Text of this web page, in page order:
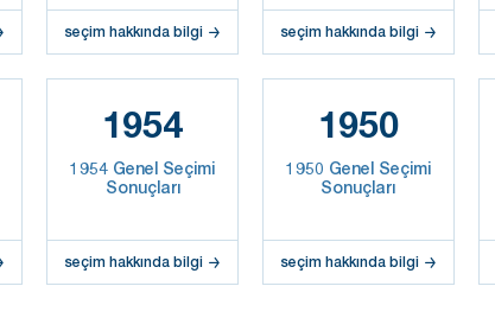
seçim hakkında bilgi seçim hakkında bilgi
1954
1954 Genel Seçimi
Sonuçları
seçim hakkında bilgi
1950
1950 Genel Seçimi
Sonuçları
seçim hakkında bilgi